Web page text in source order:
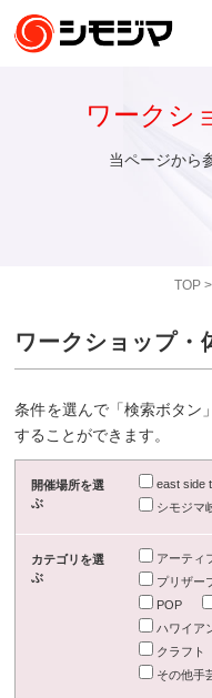
TOP>
ワークシ
当ページから
ワークショップ・
条件を選んで「検索ボタン
することができます。
開催場所を選
ぶ
east side
シモジマ
カテゴリを選
ぶ
アーティ
プリザー
POP
ハワイア
クラフト
その他手